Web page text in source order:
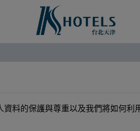
料的保護與尊重以及我們將如何利